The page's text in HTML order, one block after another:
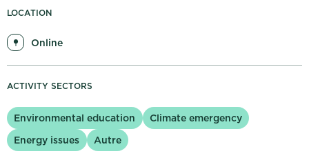
My notifications
LOCATION
Online
ACTIVITY SECTORS
Environmental education Climate emergency
Energy issues Autre